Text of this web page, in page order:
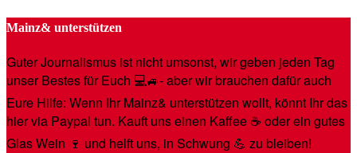
Mainz& unterstützen
Guter Journalismus ist nicht umsonst, wir geben jeden Tag
unser Bestes für Euch 💻🚙- aber wir brauchen dafür auch
Eure Hilfe: Wenn Ihr Mainz& unterstützen wollt, könnt Ihr das
hier via Paypal tun. Kauft uns einen Kaffee ☕️ oder ein gutes
Glas Wein 🍷 und helft uns, in Schwung 💪 zu bleiben!